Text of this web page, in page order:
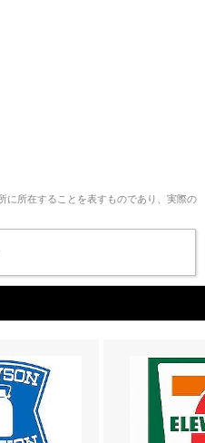
所在することを表すものであり、実際の